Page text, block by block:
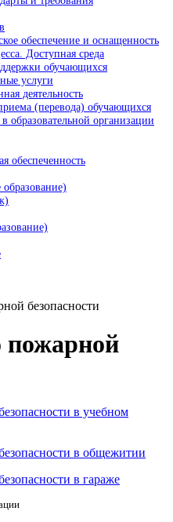
обеспечение и оснащенность
Доступная среда
обучающихся
услуги
деятельность
(перевода) обучающихся
образовательной организации
обеспеченность
безопасности
пожарной
в учебном
в общежитии
в гараже